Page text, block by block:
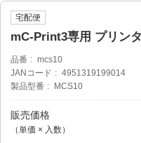
宅配便
mC-Print3専用 プリン
品番
mcs10
JANコード
4951319199014
製品型番
MCS10
販売価格
（単価 × 入数）